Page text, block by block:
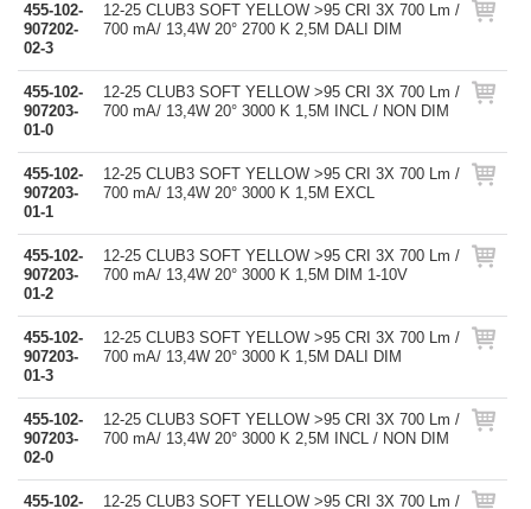
455-102-
907202-
02-3
12-25 CLUB3 SOFT YELLOW >95 CRI 3X 700 Lm /
700 mA/ 13,4W 20° 2700 K 2,5M DALI DIM
455-102-
907203-
01-0
12-25 CLUB3 SOFT YELLOW >95 CRI 3X 700 Lm /
700 mA/ 13,4W 20° 3000 K 1,5M INCL / NON DIM
455-102-
907203-
01-1
12-25 CLUB3 SOFT YELLOW >95 CRI 3X 700 Lm /
700 mA/ 13,4W 20° 3000 K 1,5M EXCL
455-102-
907203-
01-2
12-25 CLUB3 SOFT YELLOW >95 CRI 3X 700 Lm /
700 mA/ 13,4W 20° 3000 K 1,5M DIM 1-10V
455-102-
907203-
01-3
12-25 CLUB3 SOFT YELLOW >95 CRI 3X 700 Lm /
700 mA/ 13,4W 20° 3000 K 1,5M DALI DIM
455-102-
907203-
02-0
12-25 CLUB3 SOFT YELLOW >95 CRI 3X 700 Lm /
700 mA/ 13,4W 20° 3000 K 2,5M INCL / NON DIM
455-102- 12-25 CLUB3 SOFT YELLOW >95 CRI 3X 700 Lm /